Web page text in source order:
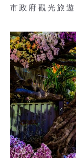
市政府觀光旅